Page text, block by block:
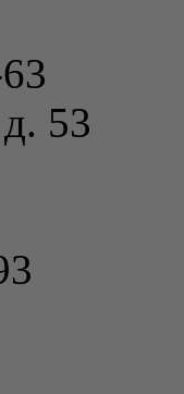
53